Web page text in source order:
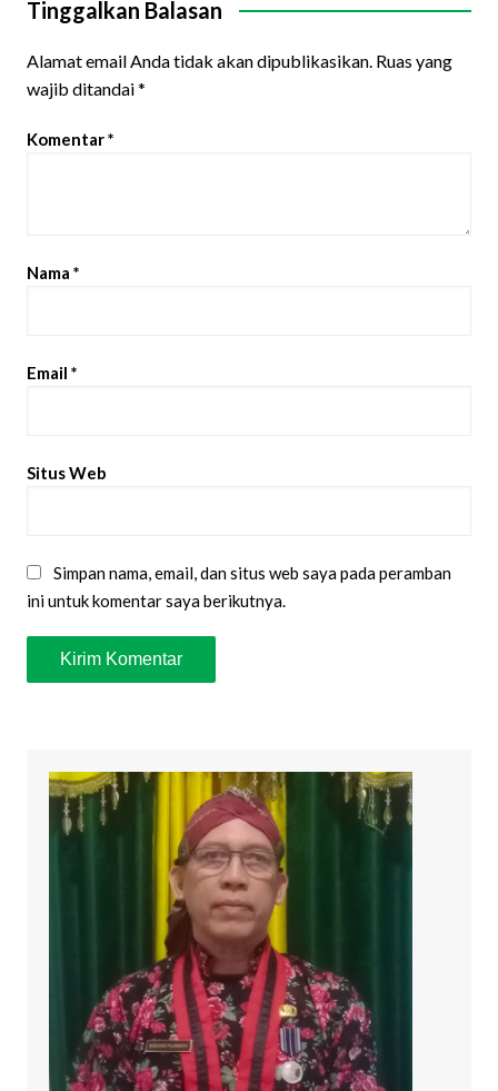
Tinggalkan Balasan
Alamat email Anda tidak akan dipublikasikan. Ruas yang
wajib ditandai*
Komentar*
Nama *
Email *
Situs Web
Simpan nama, email, dan situs web saya pada peramban
ini untuk komentar saya berikutnya.